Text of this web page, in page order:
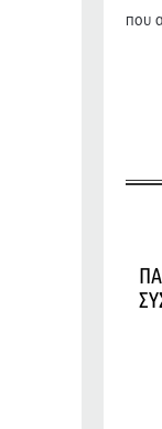
που